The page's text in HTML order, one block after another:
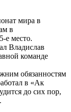
мира в
в
е место.
Владислав
команде
обязанностям
в «Ак
до сих пор,